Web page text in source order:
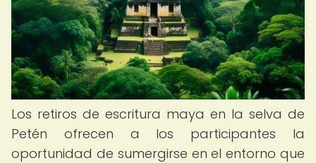
Los retiros de escritura maya en la selva de
Petén ofrecen a los participantes la
oportunidad de sumergirse en el entorno que